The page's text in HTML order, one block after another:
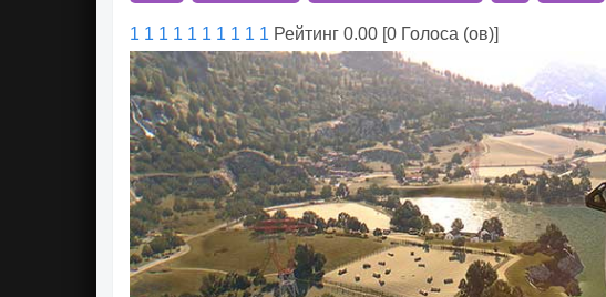
1 1 1 1 1 1 1 1 1 1 Рейтинг 0.00 [0 Голоса (ов)]